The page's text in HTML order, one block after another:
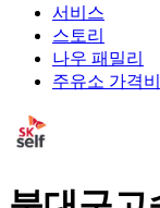
서비스
스토리
나우 패밀리
주유소 가격